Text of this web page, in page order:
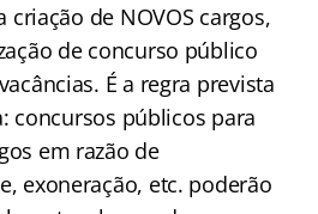
criação de NOVOS cargos,
de concurso público
É a regra prevista
concursos públicos para
em razão de
exoneração, etc. poderão